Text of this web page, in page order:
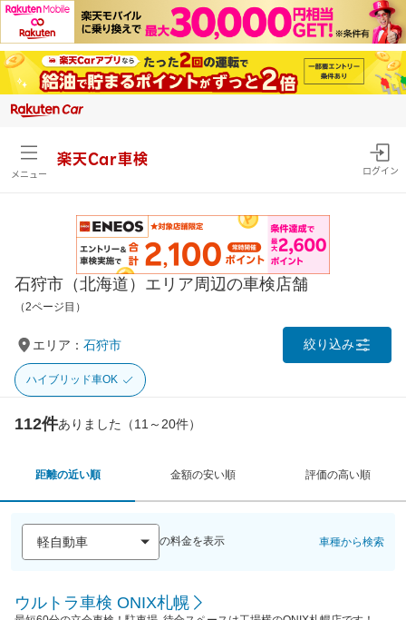
メニュー
楽天Car車検
ログイン
石狩市（北海道）エリア周辺の車検店舗
（2ページ目）
エリア： 石狩市 絞り込み
ハイブリッド車OK
112件ありました（11～20件）
距離の近い順 金額の安い順 評価の高い順
の料金を表示 車種から検索
ウルトラ車検 ONIX札幌